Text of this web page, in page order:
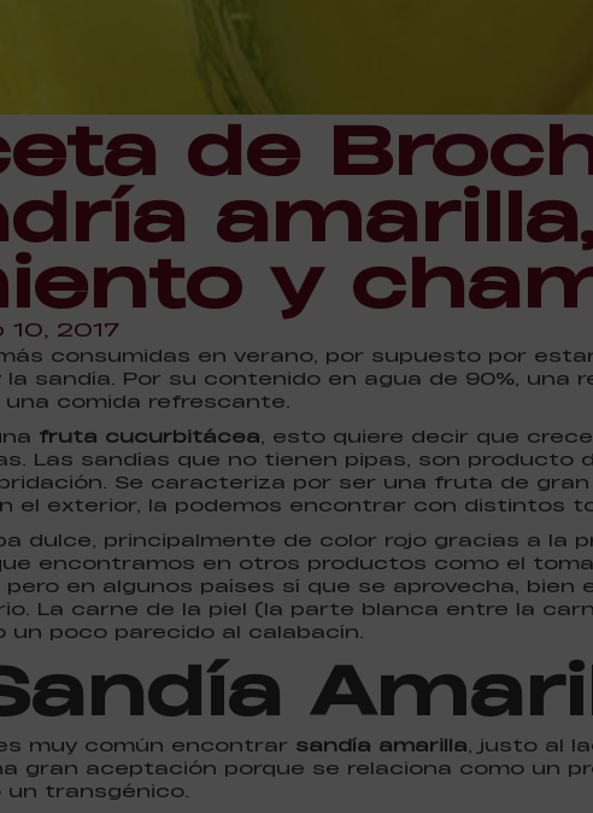
de
y
10, 2017
consumidas en verano, por supuesto por
la sandía. Por su contenido en agua de 90%, una
comida refrescante.
fruta cucurbitácea, esto quiere decir que
Las sandías que no tienen pipas, son producto
Se caracteriza por ser una fruta de
el exterior, la podemos encontrar con distintos
dulce, principalmente de color rojo gracias a la
encontramos en otros productos como el
en algunos países sí que se aprovecha,
La carne de la piel (la parte blanca entre la
un poco parecido al calabacín.
muy común encontrar sandía amarilla, justo al
gran aceptación porque se relaciona como un
un transgénico.